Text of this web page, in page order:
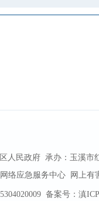
人民政府 承办：玉溪市
络应急服务中心 网上有
备案号：滇